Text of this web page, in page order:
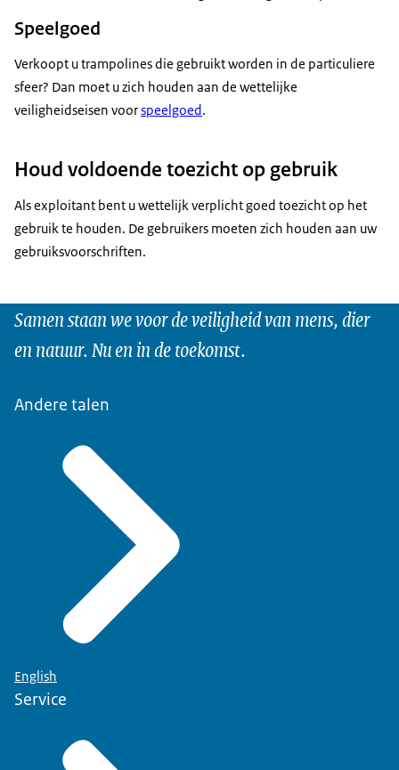
Speelgoed
Verkoopt u trampolines die gebruikt worden in de particuliere
sfeer? Dan moet u zich houden aan de wettelijke
veiligheidseisen voorspeelgoed.
Houd voldoende toezicht op gebruik
Als exploitant bent u wettelijk verplicht goed toezicht op het
gebruik te houden. De gebruikers moeten zich houden aan uw
gebruiksvoorschriften.
Samen staan we voor de veiligheid van mens, dier
en natuur. Nu en in de toekomst.
Andere talen
English
Service